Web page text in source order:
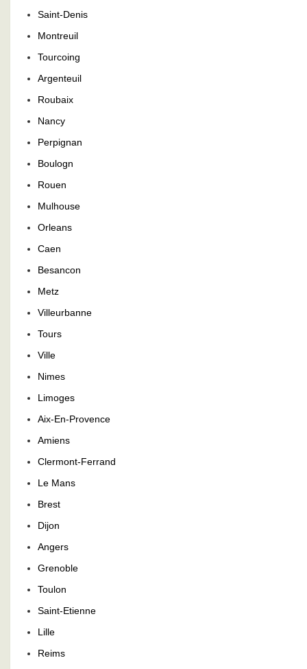
Saint-Denis
Montreuil
Tourcoing
Argenteuil
Roubaix
Nancy
Perpignan
Boulogn
Rouen
Mulhouse
Orleans
Caen
Besancon
Metz
Villeurbanne
Tours
Ville
Nimes
Limoges
Aix-En-Provence
Amiens
Clermont-Ferrand
Le Mans
Brest
Dijon
Angers
Grenoble
Toulon
Saint-Etienne
Lille
Reims